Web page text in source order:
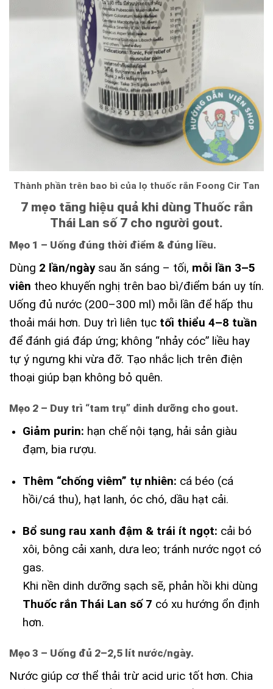
Thành phần trên bao bì của lọ thuốc rắn Foong Cir Tan
7 mẹo tăng hiệu quả khi dùng Thuốc rắn
Thái Lan số 7 cho người gout.
Mẹo 1 – Uống đúng thời điểm & đúng liều.
Dùng 2 lần/ngàysau ăn sáng – tối, mỗi lần 3–5
viên theo khuyến nghị trên bao bì/điểm bán uy tín.
Uống đủ nước (200–300 ml) mỗi lần để hấp thu
thoải mái hơn. Duy trì liên tục tối thiểu 4–8 tuần
để đánh giá đáp ứng; không “nhảy cóc” liều hay
tự ý ngưng khi vừa đỡ. Tạo nhắc lịch trên điện
thoại giúp bạn không bỏ quên.
Mẹo 2 – Duy trì “tam trụ” dinh dưỡng cho gout.
Giảm purin: hạn chế nội tạng, hải sản giàu
đạm, bia rượu.
Thêm “chống viêm” tự nhiên: cá béo (cá
hồi/cá thu), hạt lanh, óc chó, dầu hạt cải.
Bổ sung rau xanh đậm & trái ít ngọt: cải bó
xôi, bông cải xanh, dưa leo; tránh nước ngọt có
gas.
Khi nền dinh dưỡng sạch sẽ, phản hồi khi dùng
Thuốc rắn Thái Lan số 7 có xu hướng ổn định
hơn.
Mẹo 3 – Uống đủ 2–2,5 lít nước/ngày.
Nước giúp cơ thể thải trừ acid uric tốt hơn. Chia